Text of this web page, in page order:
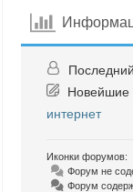
Новейшие
интернет
Иконки форумов:
Форум не
Форум